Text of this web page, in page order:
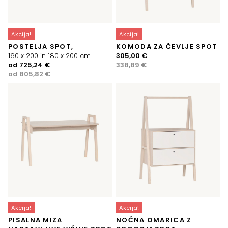
Akcija!
POSTELJA SPOT,
160 x 200 in 180 x 200 cm
od805,82€
Izvirna
cena
od 725,24 €
Trenutna
cena
Akcija!
KOMODA ZA ČEVLJE SPOT
338,89€
Izvirna
cena
305,00 €
Trenutna
cena
Akcija!
PISALNA MIZA
Akcija!
NOČNA OMARICA Z